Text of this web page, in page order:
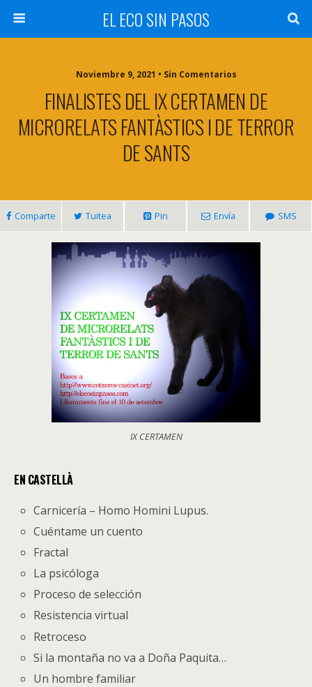
EL ECO SIN PASOS
Noviembre 9, 2021 • Sin Comentarios
FINALISTES DEL IX CERTAMEN DE
MICRORELATS FANTÀSTICS I DE TERROR
DE SANTS
Comparte Tuitea Pin Envía SMS
IX CERTAMEN
EN CASTELLÀ
Carnicería – Homo Homini Lupus.
Cuéntame un cuento
Fractal
La psicóloga
Proceso de selección
Resistencia virtual
Retroceso
Si la montaña no va a Doña Paquita…
Un hombre familiar